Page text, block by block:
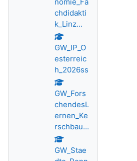
chdidakti
k_Linz...
GW_IP_O
esterreic
h_2026ss
GW_Fors
chendesL
ernen_Ke
rschbau...
GW_Stae